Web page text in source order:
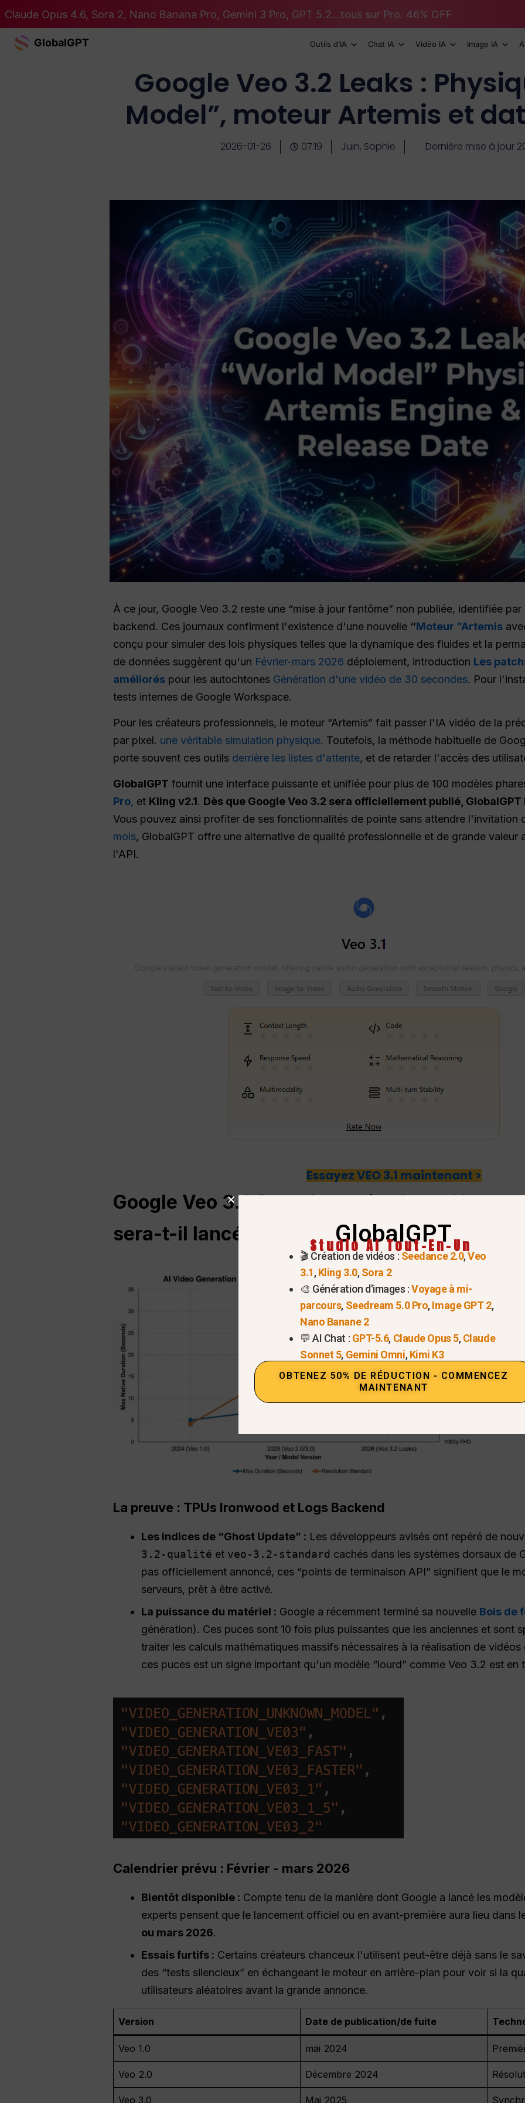
Claude Opus 4.6, Sora 2, Nano Banana Pro, Gemini 3 Pro, GPT 5.2...tous sur Pro. 46% OFF
GlobalGPT Outils d'IA Chat IA Vidéo IA Image IA
Google Veo 3.2 Leaks :
Model”, moteur Artemis et
2026-01-26 07:19 Juin, Sophie Dernière mise à jour
À ce jour, Google Veo 3.2 reste une “mise à jour fantôme” non publiée, identifiée
backend. Ces journaux confirment l'existence d'une nouvelle “Moteur ”Artemis
conçu pour simuler des lois physiques telles que la dynamique des fluides et la
de données suggèrent qu'un Février-mars 2026 déploiement, introduction Les
améliorés pour les autochtones Génération d'une vidéo de 30 secondes. Pour
tests internes de Google Workspace.
Pour les créateurs professionnels, le moteur “Artemis” fait passer l'IA vidéo de la
par pixel. une véritable simulation physique. Toutefois, la méthode habituelle de
porte souvent ces outils derrière les listes d'attente, et de retarder l'accès des
GlobalGPT fournit une interface puissante et unifiée pour plus de 100 modèles
Pro, et Kling v2.1. Dès que Google Veo 3.2 sera officiellement publié,
Vous pouvez ainsi profiter de ses fonctionnalités de pointe sans attendre l'invitation
mois, GlobalGPT offre une alternative de qualité professionnelle et de grande valeur
l'API.
Essayez VEO 3.1 maintenant >
Google Veo 3.2Date de sortie: Quand le
sera-t-il lancé ?
La preuve : TPUs Ironwood et Logs Backend
Les indices de “Ghost Update” : Les développeurs avisés ont repéré de
3.2-qualité et veo-3.2-standard cachés dans les systèmes dorsaux de
pas officiellement annoncé, ces “points de terminaison API” signifient que le
serveurs, prêt à être activé.
La puissance du matériel : Google a récemment terminé sa nouvelle Bois de
génération). Ces puces sont 10 fois plus puissantes que les anciennes et sont
traiter les calculs mathématiques massifs nécessaires à la réalisation de
ces puces est un signe important qu'un modèle “lourd” comme Veo 3.2 est en
Calendrier prévu : Février - mars 2026
Bientôt disponible : Compte tenu de la manière dont Google a lancé les
experts pensent que le lancement officiel ou en avant-première aura lieu dans
ou mars 2026.
Essais furtifs : Certains créateurs chanceux l'utilisent peut-être déjà sans le
des “tests silencieux” en échangeant le moteur en arrière-plan pour voir si la
utilisateurs aléatoires avant la grande annonce.
Version Date de publication/de fuite
Veo 1.0 mai 2024
Veo 2.0 Décembre 2024
Veo 3.0 Mai 2025
GlobalGPT
Studio AI Tout-En-Un
🎬 Création de vidéos : Seedance 2.0,Veo
3.1,Kling 3.0,Sora 2
🎨 Génération d'images :Voyage à mi-
parcours, Seedream 5.0 Pro,Image GPT 2,
Nano Banane 2
💬 AI Chat : GPT-5.6, Claude Opus 5,Claude
Sonnet 5, Gemini Omni,Kimi K3
OBTENEZ 50% DE RÉDUCTION - COMMENCEZ
MAINTENANT